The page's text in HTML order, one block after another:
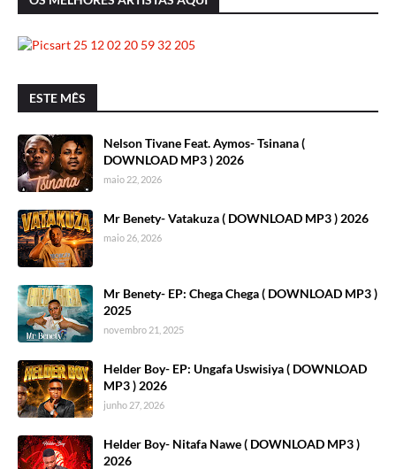
ESTE MÊS
Nelson Tivane Feat. Aymos- Tsinana (
DOWNLOAD MP3 ) 2026
maio 22, 2026
Mr Benety- Vatakuza ( DOWNLOAD MP3 ) 2026
maio 26, 2026
Mr Benety- EP: Chega Chega ( DOWNLOAD MP3 )
2025
novembro 21, 2025
Helder Boy- EP: Ungafa Uswisiya ( DOWNLOAD
MP3 ) 2026
junho 27, 2026
Helder Boy- Nitafa Nawe ( DOWNLOAD MP3 )
2026